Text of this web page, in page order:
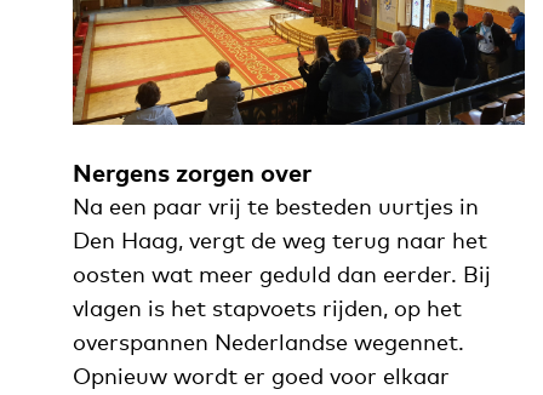
Nergens zorgen over
Na een paar vrij te besteden uurtjes in
Den Haag, vergt de weg terug naar het
oosten wat meer geduld dan eerder. Bij
vlagen is het stapvoets rijden, op het
overspannen Nederlandse wegennet.
Opnieuw wordt er goed voor elkaar